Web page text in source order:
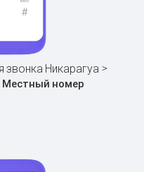
звонка Никарагуа >
Местный номер